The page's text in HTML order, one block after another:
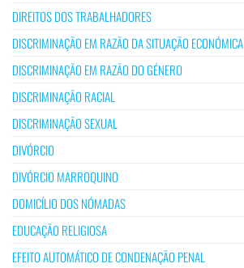
DIREITOS DOS TRABALHADORES
DISCRIMINAÇÃO EM RAZÃO DA SITUAÇÃO ECONÓMICA
DISCRIMINAÇÃO EM RAZÃO DO GÉNERO
DISCRIMINAÇÃO RACIAL
DISCRIMINAÇÃO SEXUAL
DIVÓRCIO
DIVÓRCIO MARROQUINO
DOMICÍLIO DOS NÓMADAS
EDUCAÇÃO RELIGIOSA
EFEITO AUTOMÁTICO DE CONDENAÇÃO PENAL